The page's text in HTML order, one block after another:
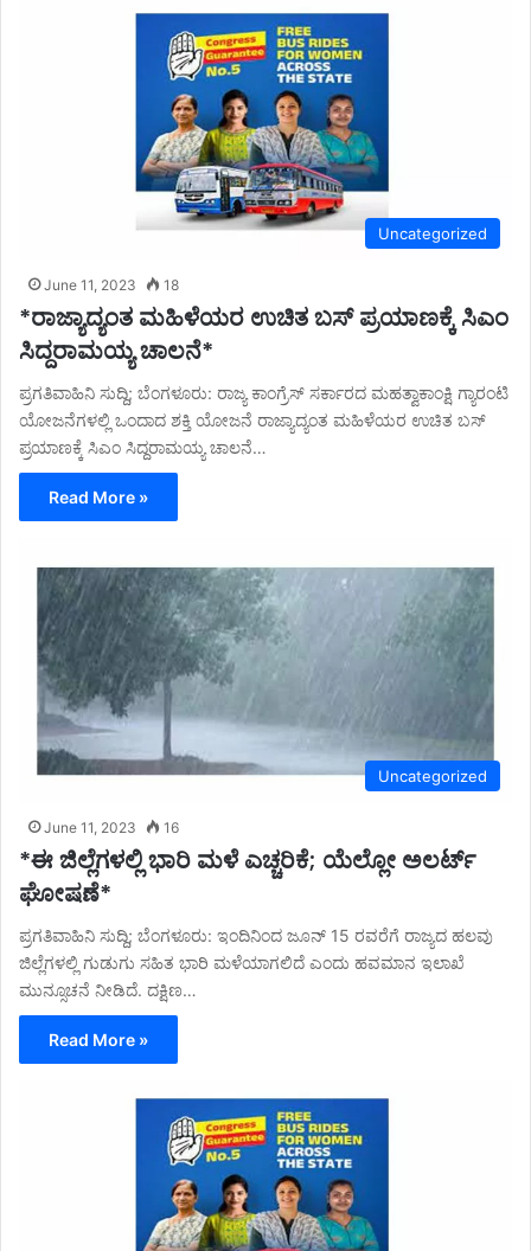
Uncategorized
June 11, 2023 18
*ರಾಜ್ಯಾದ್ಯಂತ ಮಹಿಳೆಯರ ಉಚಿತ ಬಸ್ ಪ್ರಯಾಣಕ್ಕೆ ಸಿಎಂ
ಸಿದ್ದರಾಮಯ್ಯ ಚಾಲನೆ*
ಪ್ರಗತಿವಾಹಿನಿ ಸುದ್ದಿ; ಬೆಂಗಳೂರು: ರಾಜ್ಯ ಕಾಂಗ್ರೆಸ್ ಸರ್ಕಾರದ ಮಹತ್ವಾಕಾಂಕ್ಷಿ ಗ್ಯಾರಂಟಿ
ಯೋಜನೆಗಳಲ್ಲಿ ಒಂದಾದ ಶಕ್ತಿ ಯೋಜನೆ ರಾಜ್ಯಾದ್ಯಂತ ಮಹಿಳೆಯರ ಉಚಿತ ಬಸ್
ಪ್ರಯಾಣಕ್ಕೆ ಸಿಎಂ ಸಿದ್ದರಾಮಯ್ಯ ಚಾಲನೆ…
Read More »
Uncategorized
June 11, 2023 16
*ಈ ಜಿಲ್ಲೆಗಳಲ್ಲಿ ಭಾರಿ ಮಳೆ ಎಚ್ಚರಿಕೆ; ಯೆಲ್ಲೋ ಅಲರ್ಟ್
ಘೋಷಣೆ*
ಪ್ರಗತಿವಾಹಿನಿ ಸುದ್ದಿ; ಬೆಂಗಳೂರು: ಇಂದಿನಿಂದ ಜೂನ್ 15 ರವರೆಗೆ ರಾಜ್ಯದ ಹಲವು
ಜಿಲ್ಲೆಗಳಲ್ಲಿ ಗುಡುಗು ಸಹಿತ ಭಾರಿ ಮಳೆಯಾಗಲಿದೆ ಎಂದು ಹವಮಾನ ಇಲಾಖೆ
ಮುನ್ಸೂಚನೆ ನೀಡಿದೆ. ದಕ್ಷಿಣ…
Read More »